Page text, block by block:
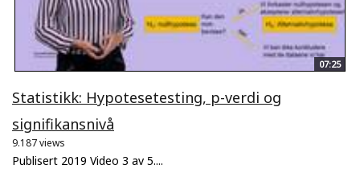
07:25
Statistikk: Hypotesetesting, p-verdi og
signifikansnivå
9.187 views
Publisert 2019 Video 3 av 5....